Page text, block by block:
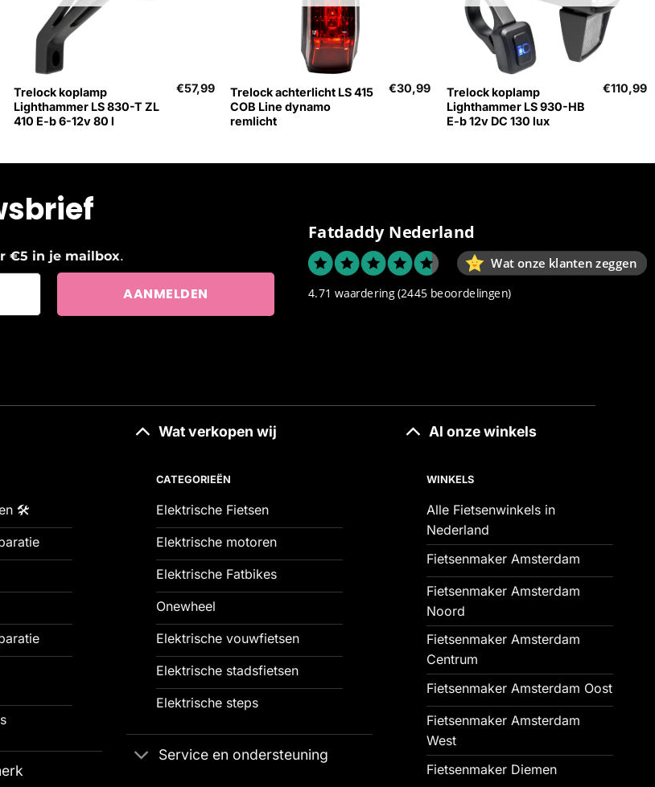
Trelock koplamp
Lighthammer LS 830-T ZL
410 E-b 6-12v 80 l
€57,99
Trelock achterlicht LS 415
COB Line dynamo
remlicht
€30,99
Trelock koplamp
Lighthammer LS 930-HB
E-b 12v DC 130 lux
€110,99
€5 in je mailbox.
Fatdaddy Nederland
Wat onze klanten zeggen
4.71 waardering (2445 beoordelingen)
🛠️
Wat verkopen wij
CATEGORIEËN
Elektrische Fietsen
Elektrische motoren
Elektrische Fatbikes
Onewheel
Elektrische vouwfietsen
Elektrische stadsfietsen
Elektrische steps
Service en ondersteuning
Al onze winkels
WINKELS
Alle Fietsenwinkels in
Nederland
Fietsenmaker Amsterdam
Fietsenmaker Amsterdam
Noord
Fietsenmaker Amsterdam
Centrum
Fietsenmaker Amsterdam Oost
Fietsenmaker Amsterdam
West
Fietsenmaker Diemen